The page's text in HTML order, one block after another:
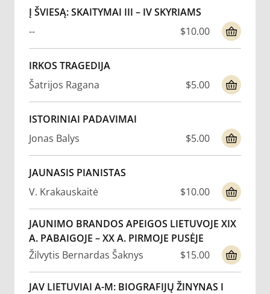
Į ŠVIESĄ: SKAITYMAI III – IV SKYRIAMS
--
$10.00
IRKOS TRAGEDIJA
Šatrijos Ragana
$5.00
ISTORINIAI PADAVIMAI
Jonas Balys
$5.00
JAUNASIS PIANISTAS
V. Krakauskaitė
$10.00
JAUNIMO BRANDOS APEIGOS LIETUVOJE XIX
A. PABAIGOJE – XX A. PIRMOJE PUSĖJE
Žilvytis Bernardas Šaknys
$15.00
JAV LIETUVIAI A-M: BIOGRAFIJŲ ŽINYNAS I